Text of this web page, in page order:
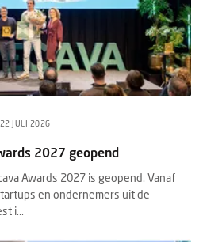
22 JULI 2026
2027 geopend
Awards 2027 is geopend. Vanaf
en ondernemers uit de
i...